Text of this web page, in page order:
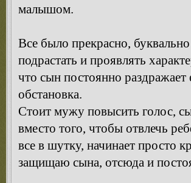
малышом.
Все было прекрасно,
подрастать и проявлять
что сын постоянно
обстановка.
Стоит мужу повысить голос,
вместо того, чтобы отвлечь
все в шутку, начинает просто
защищаю сына, отсюда и